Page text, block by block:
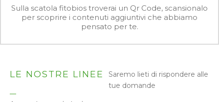
Sulla scatola fitobios troverai un Qr Code, scansionalo
per scoprire i contenuti aggiuntivi che abbiamo
pensato per te.
LE NOSTRE LINEE
Saremo lieti di rispondere alle
tue domande